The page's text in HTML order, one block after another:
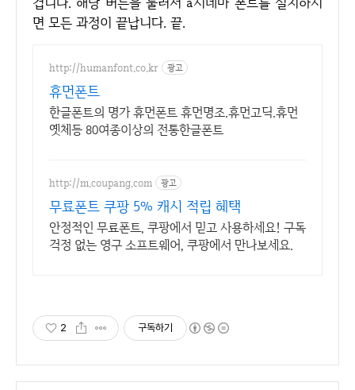
면 모든 과정이 끝납니다. 끝.
http://humanfont.co.kr 광고
휴먼폰트
한글폰트의 명가 휴먼폰트 휴먼명조.휴먼고딕.휴먼
옛체등 80여종이상의 전통한글폰트
http://m.coupang.com 광고
무료폰트 쿠팡 5% 캐시 적립 혜택
안정적인 무료폰트, 쿠팡에서 믿고 사용하세요! 구독
걱정 없는 영구 소프트웨어, 쿠팡에서 만나보세요.
2 구독하기